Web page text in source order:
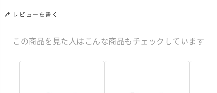
レビューを書く
この商品を見た人はこんな商品もチェックしています